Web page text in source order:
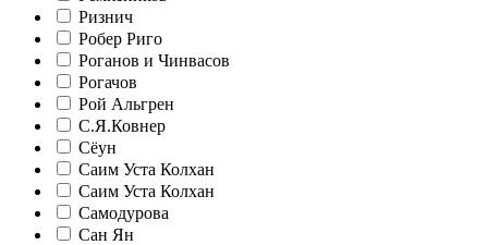
Ризнич
Робер Риго
Роганов и Чинвасов
Рогачов
Рой Альгрен
С.Я.Ковнер
Сёун
Саим Уста Колхан
Саим Уста Колхан
Самодурова
Сан Ян